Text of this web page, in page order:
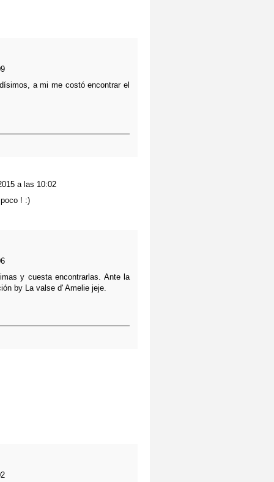
a mi me costó encontrar el
a las 10:02
! :)
y cuesta encontrarlas. Ante la
by La valse d' Amelie jeje.